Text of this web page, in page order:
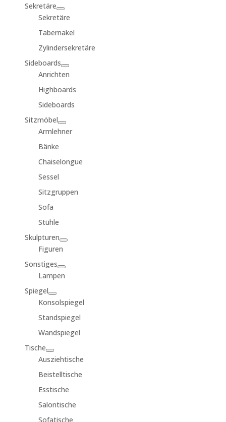
Sekretäre
Sekretäre
Tabernakel
Zylindersekretäre
Sideboards
Anrichten
Highboards
Sideboards
Sitzmöbel
Armlehner
Bänke
Chaiselongue
Sessel
Sitzgruppen
Sofa
Stühle
Skulpturen
Figuren
Sonstiges
Lampen
Spiegel
Konsolspiegel
Standspiegel
Wandspiegel
Tische
Ausziehtische
Beistelltische
Esstische
Salontische
Sofatische